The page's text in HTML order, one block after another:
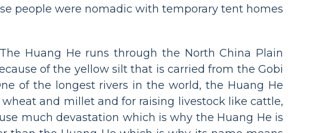
people were nomadic with temporary tent homes
Huang He runs through the North China Plain
of the yellow silt that is carried from the Gobi
of the longest rivers in the world, the Huang He
and millet and for raising livestock like cattle,
much devastation which is why the Huang He is